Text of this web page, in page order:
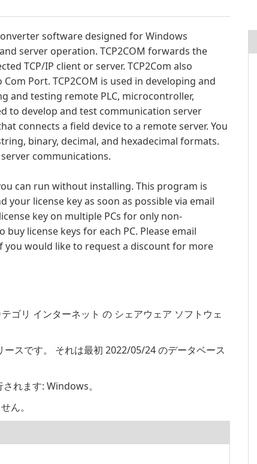
software designed for Windows
server operation. TCP2COM forwards the
TCP/IP client or server. TCP2Com also
Port. TCP2COM is used in developing and
and testing remote PLC, microcontroller,
to develop and test communication server
connects a field device to a remote server. You
binary, decimal, and hexadecimal formats.
server communications.
can run without installing. This program is
your license key as soon as possible via email
key on multiple PCs for only non-
license keys for each PC. Please email
would like to request a discount for more
ゴリ インターネット の シェアウェア ソフトウェ
スです。 それは最初 2022/05/24 のデータベース
れます: Windows。
ん。